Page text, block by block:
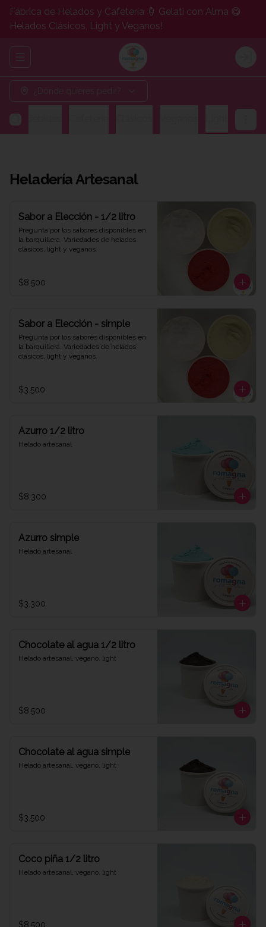
Fábrica de Helados y Cafetería 🍦 Gelati con Alma 😋
Helados Clásicos, Light y Veganos!
Abrir menu de navegación
¿Dónde quieres pedir?
y Bebidas
Heladería Artesanal
Sabor a Elección - 1/2 litro
Pregunta por los sabores disponibles en
la barquillera. Variedades de helados
clásicos, light y veganos.
$8.500
Sabor a Elección - simple
Pregunta por los sabores disponibles en
la barquillera. Variedades de helados
clásicos, light y veganos.
$3.500
Azurro 1/2 litro
Helado artesanal
$8.300
Azurro simple
Helado artesanal
$3.300
Chocolate al agua 1/2 litro
Helado artesanal, vegano, light
$8.500
Chocolate al agua simple
Helado artesanal, vegano, light
$3.500
Coco piña 1/2 litro
Helado artesanal, vegano, light
$8.500